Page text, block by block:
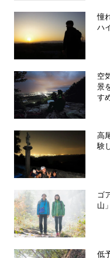
憧
ハ
空
景
す
高
験
ゴ
山
低